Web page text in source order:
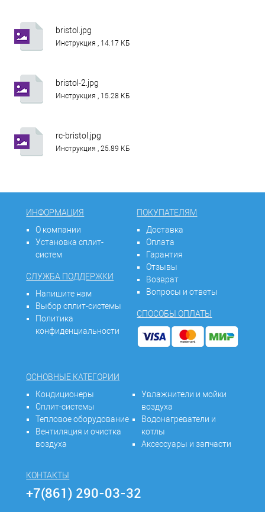
bristol.jpg
Инструкция , 14.17 КБ
bristol-2.jpg
Инструкция , 15.28 КБ
rc-bristol.jpg
Инструкция , 25.89 КБ
ИНФОРМАЦИЯ
О компании
Установка сплит-
систем
СЛУЖБА ПОДДЕРЖКИ
Напишите нам
Выбор сплит-системы
Политика
конфиденциальности
ПОКУПАТЕЛЯМ
Доставка
Оплата
Гарантия
Отзывы
Возврат
Вопросы и ответы
СПОСОБЫ ОПЛАТЫ
ОСНОВНЫЕ КАТЕГОРИИ
Кондиционеры
Сплит-системы
Тепловое оборудование
Вентиляция и очистка
воздуха
Увлажнители и мойки
воздуха
Водонагреватели и
котлы
Аксессуары и запчасти
КОНТАКТЫ
+7(861) 290-03-32